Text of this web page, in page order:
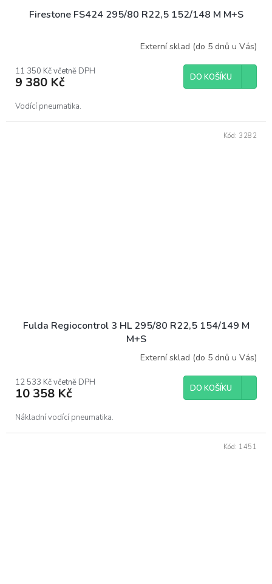
Firestone FS424 295/80 R22,5 152/148 M M+S
Externí sklad (do 5 dnů u Vás)
11 350 Kč včetně DPH
9 380 Kč DO KOŠÍKU
Vodící pneumatika.
Fulda Regiocontrol 3 HL 295/80 R22,5 154/149 M
M+S
Externí sklad (do 5 dnů u Vás)
12 533 Kč včetně DPH
10 358 Kč DO KOŠÍKU
Nákladní vodící pneumatika.
Kód: 3282
Kód: 1451